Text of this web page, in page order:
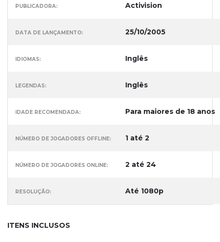
PUBLICADORA: Activision
DATA DE LANÇAMENTO: 25/10/2005
IDIOMAS: Inglês
LEGENDAS: Inglês
IDADE RECOMENDADA: Para maiores de 18 anos
NÚMERO DE JOGADORES OFFLINE: 1 até 2
NÚMERO DE JOGADORES ONLINE: 2 até 24
RESOLUÇÃO: Até 1080p
ITENS INCLUSOS